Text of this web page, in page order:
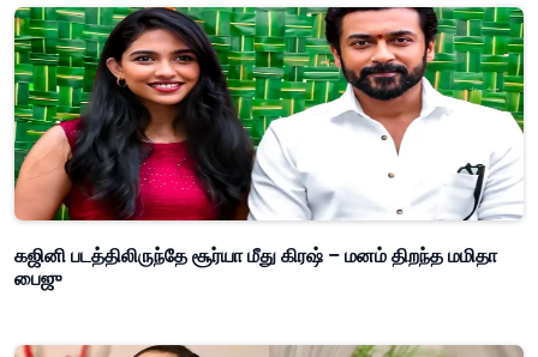
கஜினி படத்திலிருந்தே சூர்யா மீது கிரஷ் – மனம் திறந்த மமிதா
பைஜு